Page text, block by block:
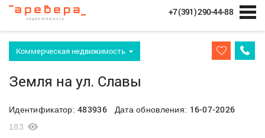
+7 (391) 290-44-88
Коммерческая недвижимость
Земля на ул. Славы
Идентификатор:483936Дата обновления: 16-07-2026
183